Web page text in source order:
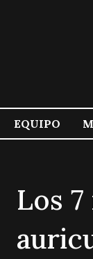
EQUIPO
Los